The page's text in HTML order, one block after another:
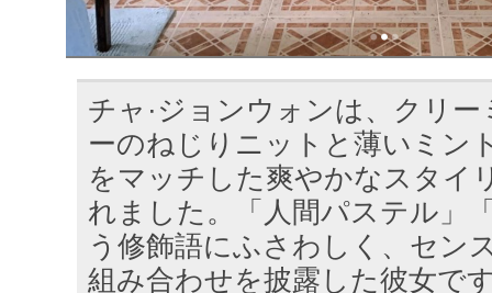
チャ·ジョンウォンは、クリ
ーのねじりニットと薄いミン
をマッチした爽やかなスタイ
れました。「人間パステル」
う修飾語にふさわしく、セン
組み合わせを披露した彼女で